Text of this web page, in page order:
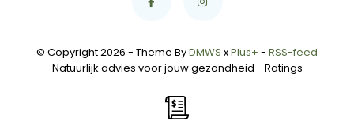
© Copyright 2026 - Theme ByDMWS xPlus+ - RSS-feed
Natuurlijk advies voor jouw gezondheid - Ratings